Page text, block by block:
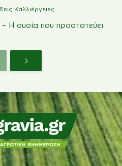
Καλλιέργειες
Η ουσία που προστατεύει